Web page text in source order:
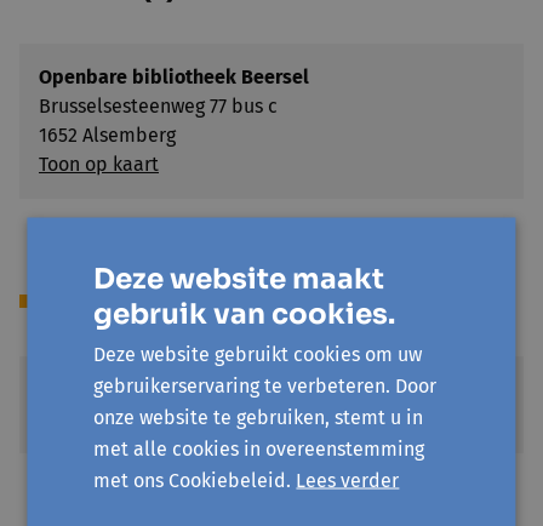
Openbare bibliotheek Beersel
Brusselsesteenweg 77 bus c
1652 Alsemberg
Toon op kaart
Prijs
Deze website maakt
gebruik van cookies.
Deze website gebruikt cookies om uw
gebruikerservaring te verbeteren. Door
onze website te gebruiken, stemt u in
met alle cookies in overeenstemming
met ons Cookiebeleid. Lees verder